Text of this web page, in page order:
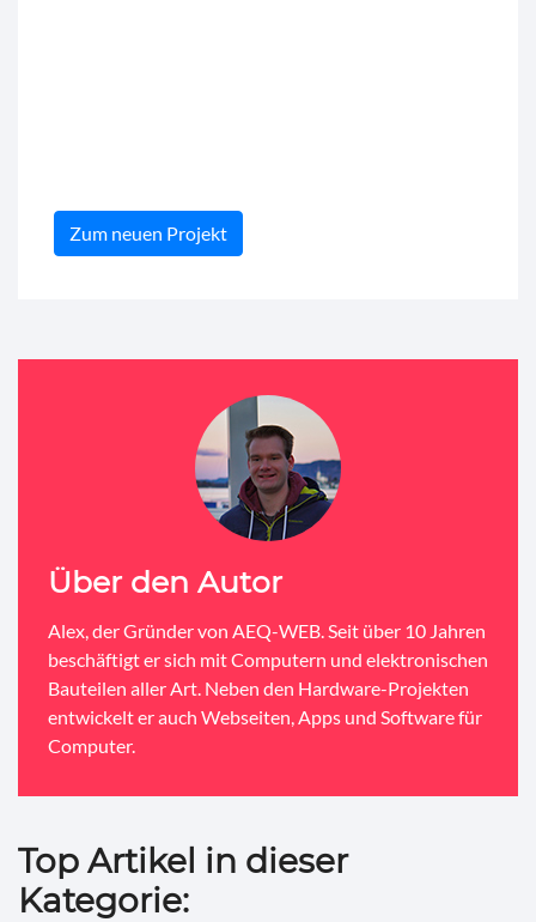
Zum neuen Projekt
Über den Autor
Alex, der Gründer von AEQ-WEB. Seit über 10 Jahren
beschäftigt er sich mit Computern und elektronischen
Bauteilen aller Art. Neben den Hardware-Projekten
entwickelt er auch Webseiten, Apps und Software für
Computer.
Top Artikel in dieser
Kategorie: